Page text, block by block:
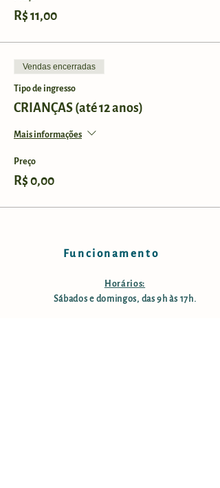
R$ 11,00
Vendas encerradas
Tipo de ingresso
CRIANÇAS (até 12 anos)
Mais informações
Preço
R$ 0,00
Funcionamento
Horários:
Sábados e domingos, das 9h às 17h.